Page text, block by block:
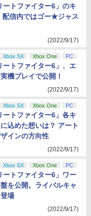
ートファイター6」のキ
配信内ではゴー★ジャス
(2022/9/17)
Xbox SX Xbox One PC
ートファイター6」、エ
機プレイで公開！
(2022/9/17)
Xbox SX Xbox One PC
ートファイター6」各キ
込めた想いは？ アート
インの方向性
(2022/9/17)
Xbox SX Xbox One PC
ートファイター6」ワー
を公開。ライバルキャ
場
(2022/9/17)